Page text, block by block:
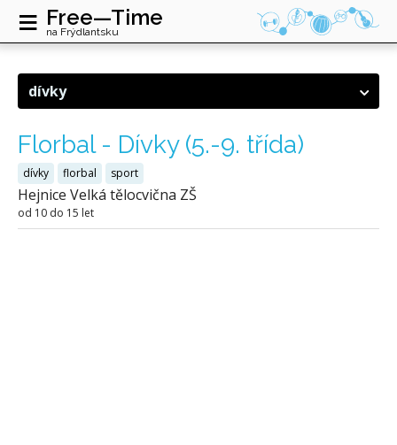
≡ Free—Time
na Frýdlantsku
dívky
Florbal - Dívky (5.-9. třída)
dívky florbal sport
Hejnice Velká tělocvična ZŠ
od 10 do 15 let